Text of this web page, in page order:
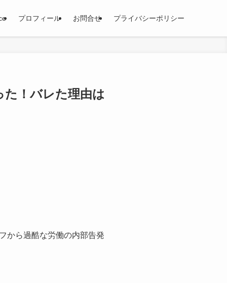
プロフィール お問合せ プライバシーポリシー
！バレた理由は
から過酷な労働の内部告発